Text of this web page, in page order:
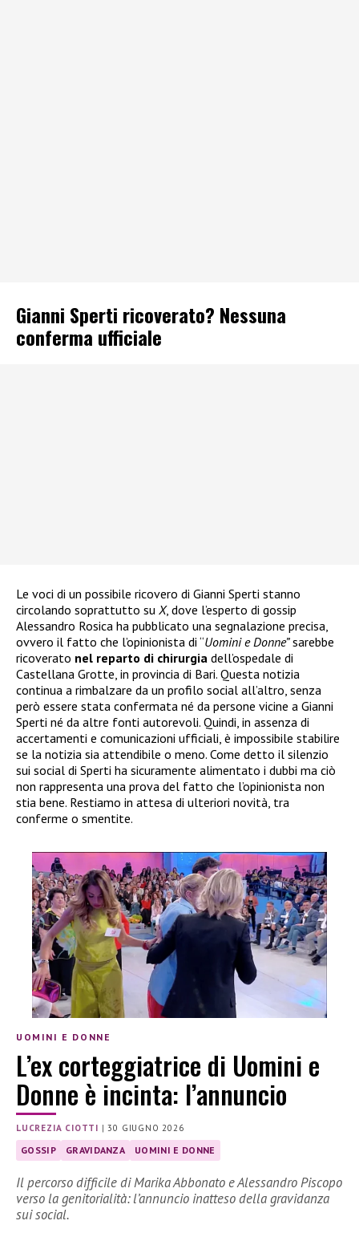
Gianni Sperti ricoverato? Nessuna
conferma ufficiale
Le voci di un possibile ricovero di Gianni Sperti stanno
circolando soprattutto su X, dove l’esperto di gossip
Alessandro Rosica ha pubblicato una segnalazione precisa,
ovvero il fatto che l’opinionista di “Uomini e Donne”sarebbe
ricoverato nel reparto di chirurgia dell’ospedale di
Castellana Grotte, in provincia di Bari. Questa notizia
continua a rimbalzare da un profilo social all’altro, senza
però essere stata confermata né da persone vicine a Gianni
Sperti né da altre fonti autorevoli. Quindi, in assenza di
accertamenti e comunicazioni ufficiali, è impossibile stabilire
se la notizia sia attendibile o meno. Come detto il silenzio
sui social di Sperti ha sicuramente alimentato i dubbi ma ciò
non rappresenta una prova del fatto che l’opinionista non
stia bene. Restiamo in attesa di ulteriori novità, tra
conferme o smentite.
UOMINI E DONNE
L’ex corteggiatrice di Uomini e
Donne è incinta: l’annuncio
LUCREZIA CIOTTI |30 GIUGNO 2026
GOSSIP GRAVIDANZA UOMINI E DONNE
Il percorso difficile di Marika Abbonato e Alessandro Piscopo
verso la genitorialità: l’annuncio inatteso della gravidanza
sui social.